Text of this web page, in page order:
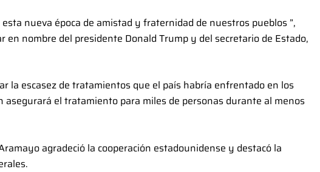
nueva época de amistad y fraternidad de nuestros pueblos ”,
nombre del presidente Donald Trump y del secretario de Estado,
la escasez de tratamientos que el país habría enfrentado en los
asegurará el tratamiento para miles de personas durante al menos
agradeció la cooperación estadounidense y destacó la